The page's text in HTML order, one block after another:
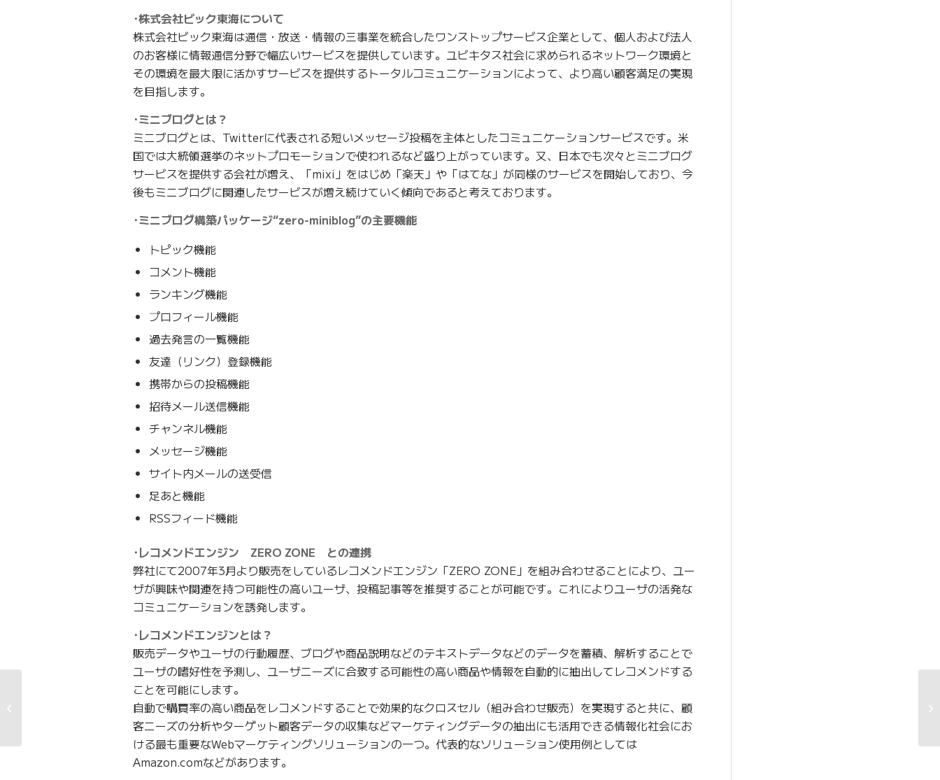
･株式会社ビック東海について
株式会社ビック東海は通信・放送・情報の三事業を統合したワンストップサービス企業として、個人および法人
のお客様に情報通信分野で幅広いサービスを提供しています。ユビキタス社会に求められるネットワーク環境と
その環境を最大限に活かすサービスを提供するトータルコミュニケーションによって、より高い顧客満足の実現
を目指します。
･ミニブログとは？
ミニブログとは、Twitterに代表される短いメッセージ投稿を主体としたコミュニケーションサービスです。米
国では大統領選挙のネットプロモーションで使われるなど盛り上がっています。又、日本でも次々とミニブログ
サービスを提供する会社が増え、「mixi」をはじめ「楽天」や「はてな」が同様のサービスを開始しており、今
後もミニブログに関連したサービスが増え続けていく傾向であると考えております。
･ミニブログ構築パッケージ“zero-miniblog”の主要機能
トピック機能
コメント機能
ランキング機能
プロフィール機能
過去発言の一覧機能
友達（リンク）登録機能
携帯からの投稿機能
招待メール送信機能
チャンネル機能
メッセージ機能
サイト内メールの送受信
足あと機能
RSSフィード機能
･レコメンドエンジン ZERO ZONE との連携
弊社にて2007年3月より販売をしているレコメンドエンジン「ZERO ZONE」を組み合わせることにより、ユー
ザが興味や関連を持つ可能性の高いユーザ、投稿記事等を推奨することが可能です。これによりユーザの活発な
コミュニケーションを誘発します。
･レコメンドエンジンとは？
販売データやユーザの行動履歴、ブログや商品説明などのテキストデータなどのデータを蓄積、解析することで
ユーザの嗜好性を予測し、ユーザニーズに合致する可能性の高い商品や情報を自動的に抽出してレコメンドする
ことを可能にします。
自動で購買率の高い商品をレコメンドすることで効果的なクロスセル（組み合わせ販売）を実現すると共に、顧
客ニーズの分析やターゲット顧客データの収集などマーケティングデータの抽出にも活用できる情報化社会にお
ける最も重要なWebマーケティングソリューションの一つ。代表的なソリューション使用例としては
Amazon.comなどがあります。